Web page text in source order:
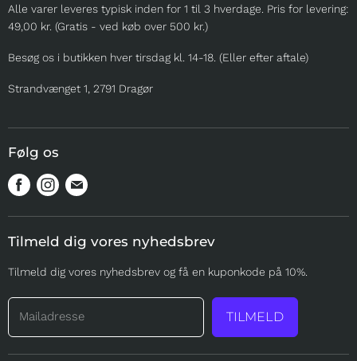
TIL TUREN
TIL UDSTILLING
TIL OPDRÆTTERE
SOMMER
Alle varer leveres typisk inden for 1 til 3 hverdage. Pris for levering:
49,00 kr. (Gratis - ved køb over 500 kr.)
Besøg os i butikken hver tirsdag kl. 14-18. (Eller efter aftale)
Strandvænget 1, 2791 Dragør
Følg os
Find
Facebook
Find
Instagram
Find
Mail
Tilmeld dig vores nyhedsbrev
Tilmeld dig vores nyhedsbrev og få en kuponkode på 10%.
Mailadresse TILMELD